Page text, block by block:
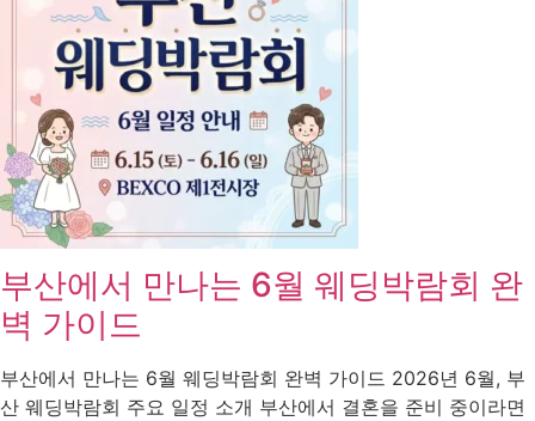
부산에서 만나는 6월 웨딩박람회 완
벽 가이드
부산에서 만나는 6월 웨딩박람회 완벽 가이드 2026년 6월, 부
산 웨딩박람회 주요 일정 소개 부산에서 결혼을 준비 중이라면